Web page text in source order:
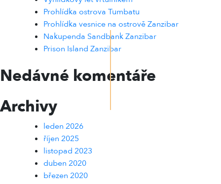
Prohlídka ostrova Tumbatu
Prohlídka vesnice na ostrově Zanzibar
Nakupenda Sandbank Zanzibar
Prison Island Zanzibar
Nedávné komentáře
Archivy
leden 2026
říjen 2025
listopad 2023
duben 2020
březen 2020